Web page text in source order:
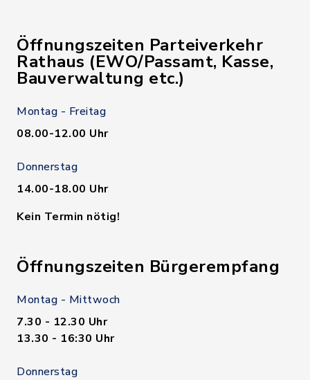
Öffnungszeiten Parteiverkehr
Rathaus (EWO/Passamt, Kasse,
Bauverwaltung etc.)
Montag - Freitag
08.00-12.00 Uhr
Donnerstag
14.00-18.00 Uhr
Kein Termin nötig!
Öffnungszeiten Bürgerempfang
Montag - Mittwoch
7.30 - 12.30 Uhr
13.30 - 16:30 Uhr
Donnerstag